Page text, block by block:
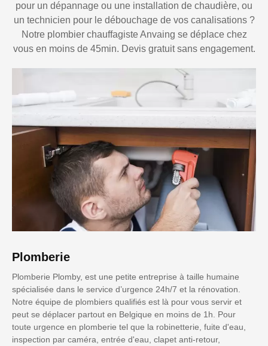
pour un dépannage ou une installation de chaudière, ou
un technicien pour le débouchage de vos canalisations ?
Notre plombier chauffagiste Anvaing se déplace chez
vous en moins de 45min. Devis gratuit sans engagement.
Plomberie
Plomberie Plomby, est une petite entreprise à taille humaine
spécialisée dans le service d’urgence 24h/7 et la rénovation.
Notre équipe de plombiers qualifiés est là pour vous servir et
peut se déplacer partout en Belgique en moins de 1h. Pour
toute urgence en plomberie tel que la robinetterie, fuite d'eau,
inspection par caméra, entrée d'eau, clapet anti-retour,